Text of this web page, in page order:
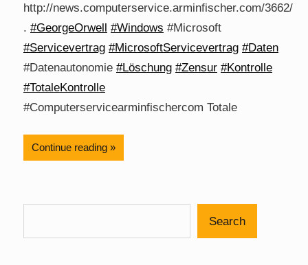
http://news.computerservice.arminfischer.com/3662/
. #GeorgeOrwell #Windows #Microsoft
#Servicevertrag #MicrosoftServicevertrag #Daten
#Datenautonomie #Löschung #Zensur #Kontrolle
#TotaleKontrolle
#Computerservicearminfischercom Totale
Continue reading
Search